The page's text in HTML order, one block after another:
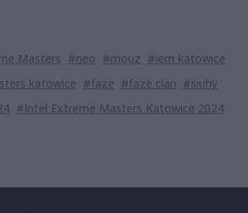
Masters #neo #mouz #iem katowice
katowice #faze #faze clan #siuhy
#Intel Extreme Masters Katowice 2024